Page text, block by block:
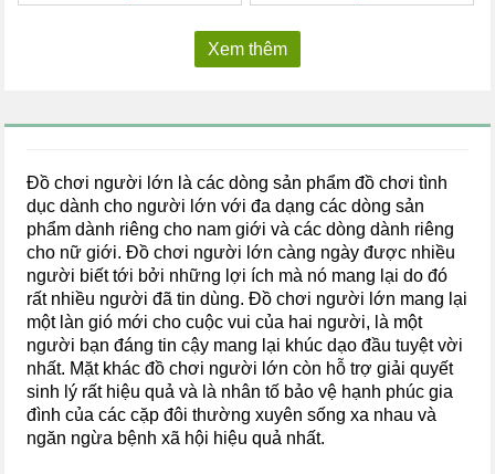
Xem thêm
Đồ chơi người lớn là các dòng sản phẩm đồ chơi tình
dục dành cho người lớn với đa dạng các dòng sản
phẩm dành riêng cho nam giới và các dòng dành riêng
cho nữ giới. Đồ chơi người lớn càng ngày được nhiều
người biết tới bởi những lợi ích mà nó mang lại do đó
rất nhiều người đã tin dùng. Đồ chơi người lớn mang lại
một làn gió mới cho cuộc vui của hai người, là một
người bạn đáng tin cậy mang lại khúc dạo đầu tuyệt vời
nhất. Mặt khác đồ chơi người lớn còn hỗ trợ giải quyết
sinh lý rất hiệu quả và là nhân tố bảo vệ hạnh phúc gia
đình của các cặp đôi thường xuyên sống xa nhau và
ngăn ngừa bệnh xã hội hiệu quả nhất.